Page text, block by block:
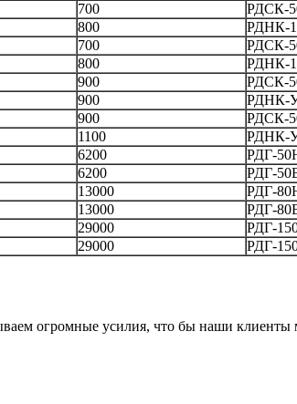
700
РДСК-
800
РДНК-
700
РДСК-
800
РДНК-
900
РДСК-
900
РДНК-
900
РДСК-
1100
РДНК-
6200
РДГ-
6200
РДГ-
13000
РДГ-
13000
РДГ-
29000
РДГ-
29000 РДГ-
огромные усилия, что бы наши клиенты